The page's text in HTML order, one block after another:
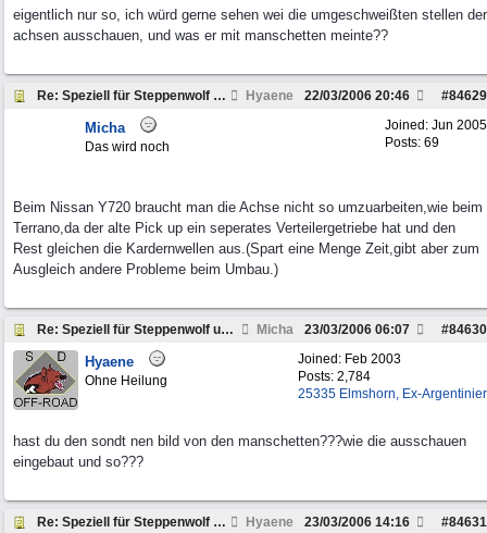
eigentlich nur so, ich würd gerne sehen wei die umgeschweißten stellen der
achsen ausschauen, und was er mit manschetten meinte??
Re: Speziell für Steppenwolf und andere Pickup Fre Hyaene #84629
22/03/2006 20:46
Joined: Jun 2005
Posts: 69
Micha
Das wird noch
Beim Nissan Y720 braucht man die Achse nicht so umzuarbeiten,wie beim
Terrano,da der alte Pick up ein seperates Verteilergetriebe hat und den
Rest gleichen die Kardernwellen aus.(Spart eine Menge Zeit,gibt aber zum
Ausgleich andere Probleme beim Umbau.)
Re: Speziell für Steppenwolf und andere Pickup Fre Micha #84630
23/03/2006 06:07
Joined: Feb 2003
Posts: 2,784
25335 Elmshorn, Ex-Argentinier
Hyaene
Ohne Heilung
hast du den sondt nen bild von den manschetten???wie die ausschauen
eingebaut und so???
Re: Speziell für Steppenwolf und andere Pickup Fre Hyaene #84631
23/03/2006 14:16